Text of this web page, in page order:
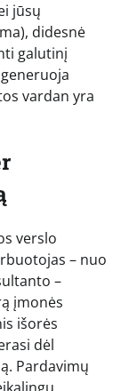
jūsų
didesnė
galutinį
vardan yra
verslo
– nuo
–
įmonės
išorės
dėl
Pardavimų